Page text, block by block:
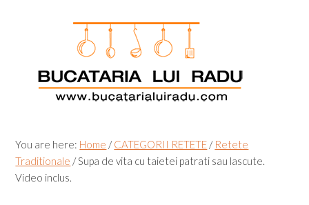
You are here: Home / CATEGORII RETETE / Retete
Traditionale /Supa de vita cu taietei patrati sau lascute.
Video inclus.